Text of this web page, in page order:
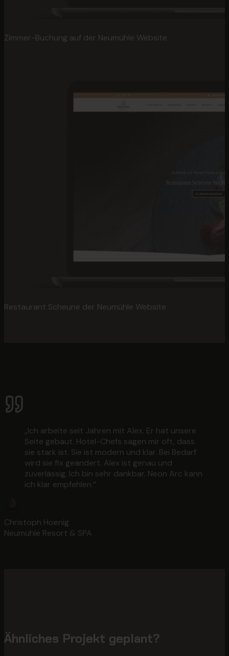
Zimmer-Buchung auf der Neumühle Website
Restaurant Scheune der Neumühle Website
„Ich arbeite seit Jahren mit Alex. Er hat unsere
Seite gebaut. Hotel-Chefs sagen mir oft, dass
sie stark ist. Sie ist modern und klar. Bei Bedarf
wird sie fix geändert. Alex ist genau und
zuverlässig. Ich bin sehr dankbar. Neon Arc kann
ich klar empfehlen.“
Christoph Hoenig
Neumühle Resort & SPA
Ähnliches Projekt geplant?